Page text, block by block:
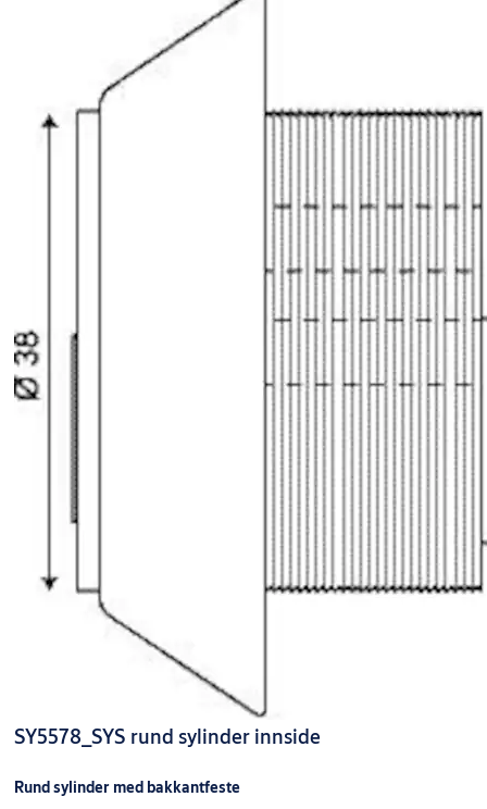
SY5578_SYS rund sylinder innside
Rund sylinder med bakkantfeste